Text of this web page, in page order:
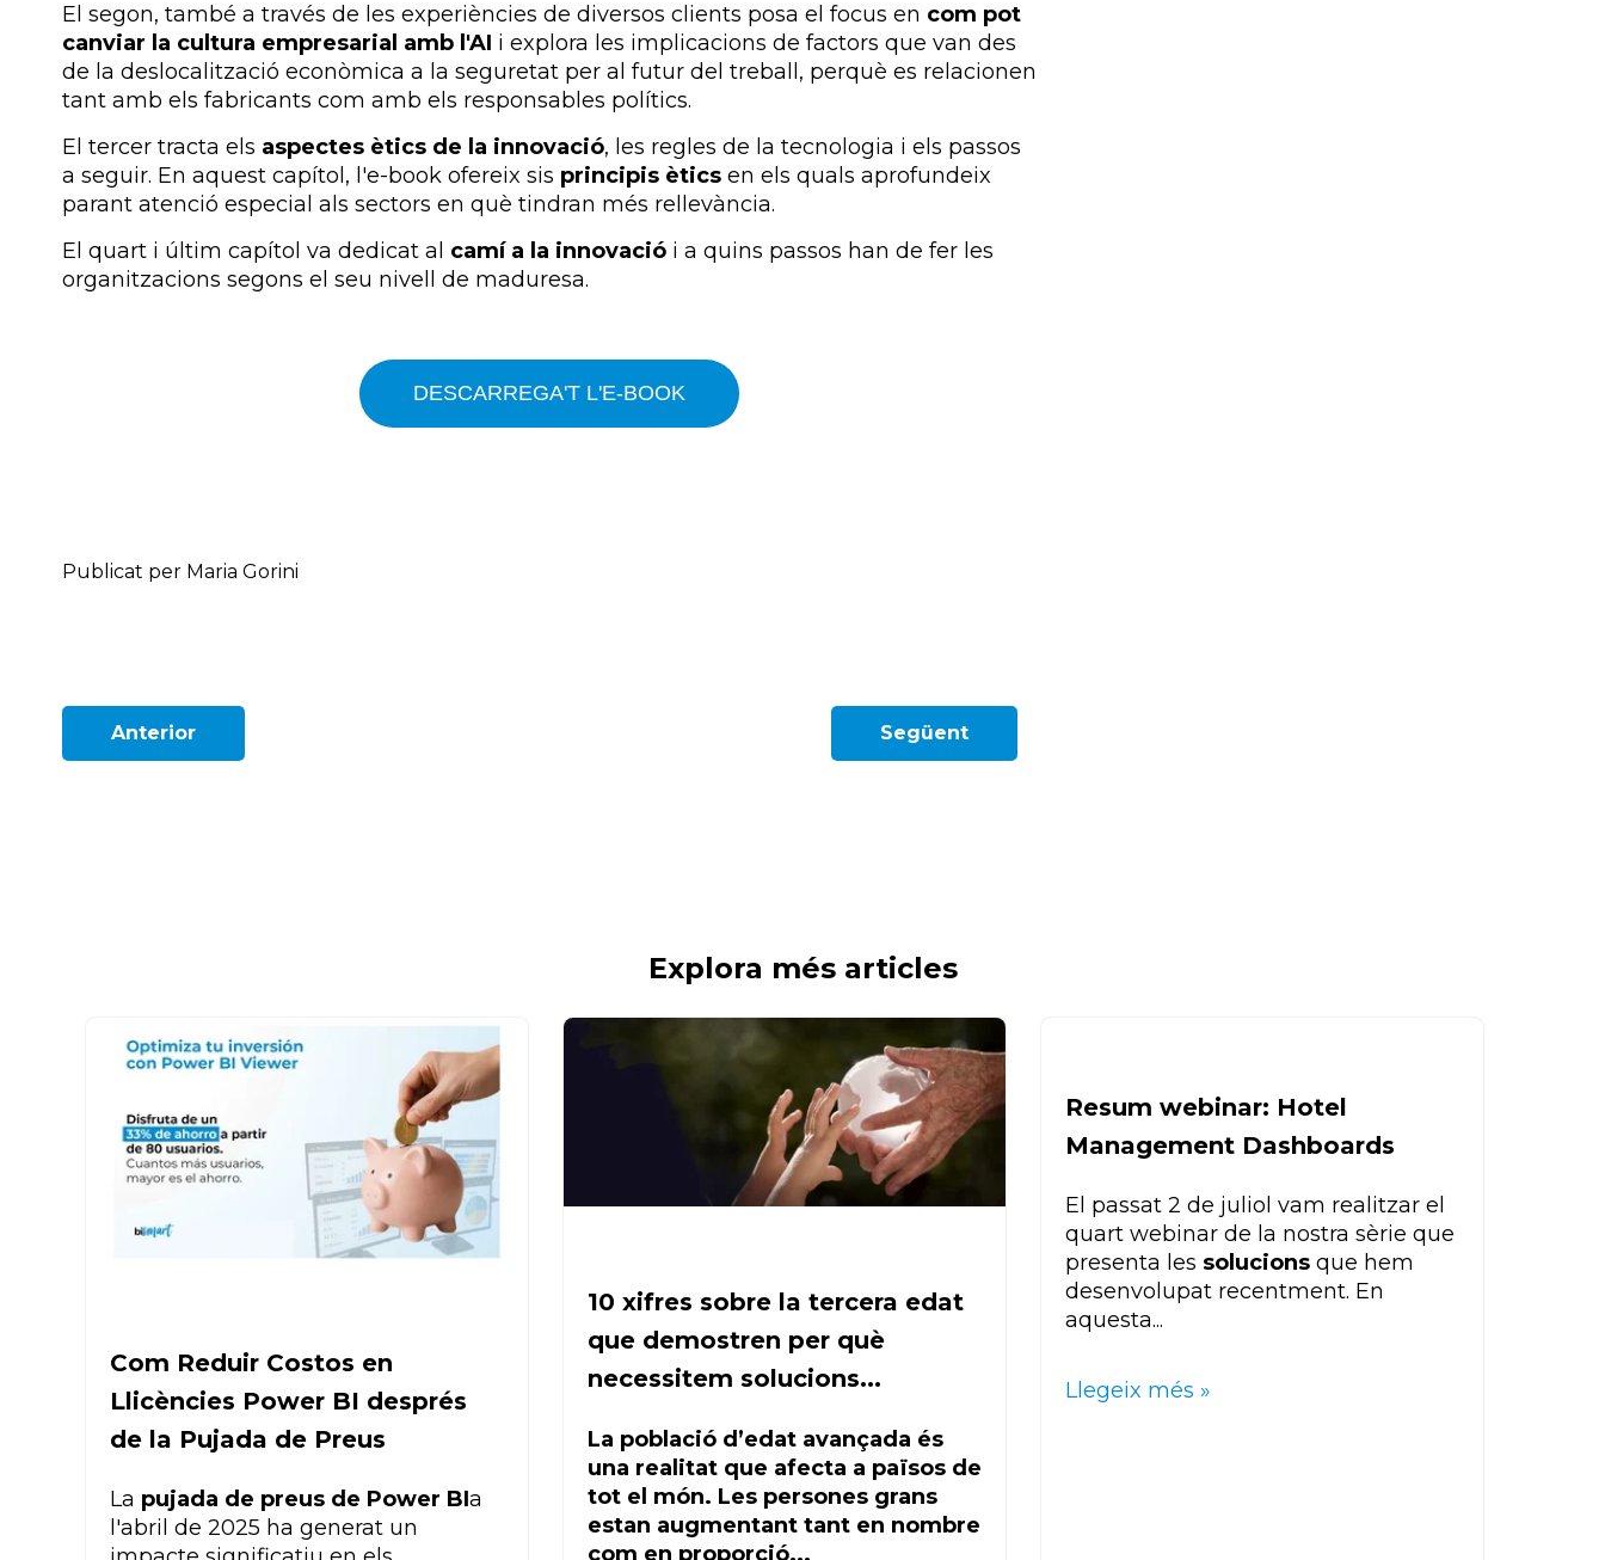
El segon, també a través de les experiències de diversos clients posa el focus en com pot
canviar la cultura empresarial amb l'AI i explora les implicacions de factors que van des
de la deslocalització econòmica a la seguretat per al futur del treball, perquè es relacionen
tant amb els fabricants com amb els responsables polítics.
El tercer tracta els aspectes ètics de la innovació, les regles de la tecnologia i els passos
a seguir. En aquest capítol, l'e-book ofereix sis principis ètics en els quals aprofundeix
parant atenció especial als sectors en què tindran més rellevància.
El quart i últim capítol va dedicat al camí a la innovació i a quins passos han de fer les
organitzacions segons el seu nivell de maduresa.
DESCARREGA'T L'E-BOOK
Publicat per Maria Gorini
Anterior Següent
Explora més articles
Com Reduir Costos en
Llicències Power BI després
de la Pujada de Preus
La pujada de preus de Power BIa
l'abril de 2025 ha generat un
10 xifres sobre la tercera edat
que demostren per què
necessitem solucions...
La població d’edat avançada és
una realitat que afecta a països de
tot el món. Les persones grans
estan augmentant tant en nombre
com en proporció...
Resum webinar: Hotel
Management Dashboards
El passat 2 de juliol vam realitzar el
quart webinar de la nostra sèrie que
presenta les solucions que hem
desenvolupat recentment. En
aquesta...
Llegeix més »